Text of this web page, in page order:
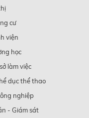
cư
viện
học
làm việc
dục thể thao
nghiệp
- Giám sát